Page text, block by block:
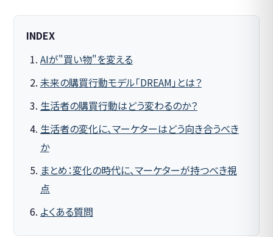
INDEX
AIが"買い物"を変える
未来の購買行動モデル「DREAM」とは？
生活者の購買行動はどう変わるのか？
生活者の変化に、マーケターはどう向き合うべき
か
まとめ：変化の時代に、マーケターが持つべき視
点
よくある質問